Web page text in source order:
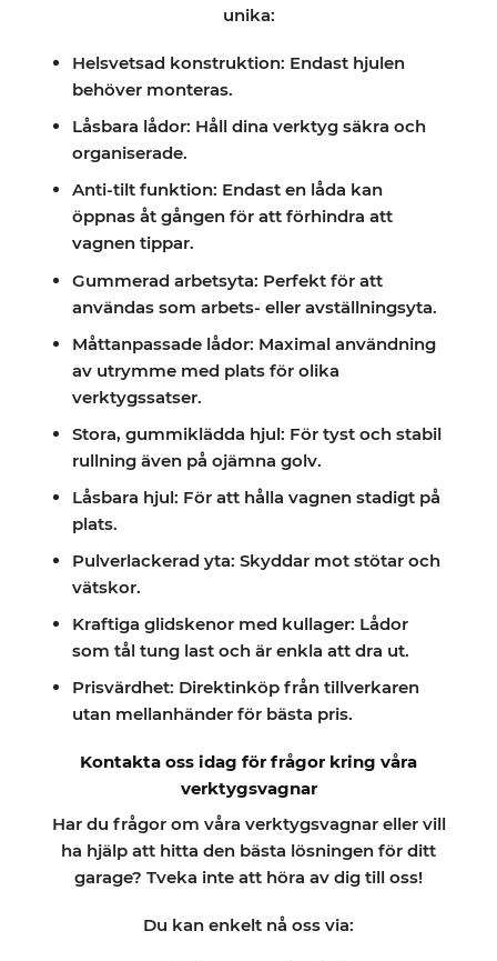
unika:
Helsvetsad konstruktion: Endast hjulen
behöver monteras.
Låsbara lådor: Håll dina verktyg säkra och
organiserade.
Anti-tilt funktion: Endast en låda kan
öppnas åt gången för att förhindra att
vagnen tippar.
Gummerad arbetsyta: Perfekt för att
användas som arbets- eller avställningsyta.
Måttanpassade lådor: Maximal användning
av utrymme med plats för olika
verktygssatser.
Stora, gummiklädda hjul: För tyst och stabil
rullning även på ojämna golv.
Låsbara hjul: För att hålla vagnen stadigt på
plats.
Pulverlackerad yta: Skyddar mot stötar och
vätskor.
Kraftiga glidskenor med kullager: Lådor
som tål tung last och är enkla att dra ut.
Prisvärdhet: Direktinköp från tillverkaren
utan mellanhänder för bästa pris.
Kontakta oss idag för frågor kring våra
verktygsvagnar
Har du frågor om våra verktygsvagnar eller vill
ha hjälp att hitta den bästa lösningen för ditt
garage? Tveka inte att höra av dig till oss!
Du kan enkelt nå oss via: